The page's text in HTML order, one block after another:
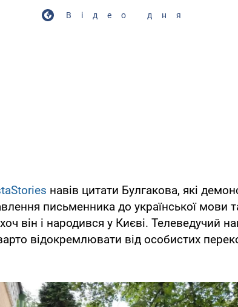
Відео дня
навів цитати Булгакова, які
письменника до української мови
він і народився у Києві. Телеведучий
відокремлювати від особистих